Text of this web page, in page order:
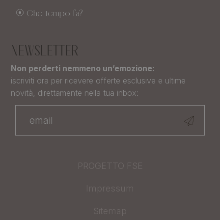
Che tempo fa?
NEWSLETTER
Non perderti nemmeno un’emozione:
iscriviti ora per ricevere offerte esclusive e ultime
novità, direttamente nella tua inbox:
PROGETTO FSE
Impressum
Sitemap